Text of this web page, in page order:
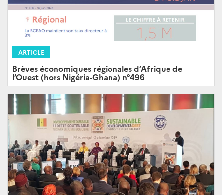
ARTICLE
Brèves économiques régionales d’Afrique de
l’Ouest (hors Nigéria-Ghana) n°496